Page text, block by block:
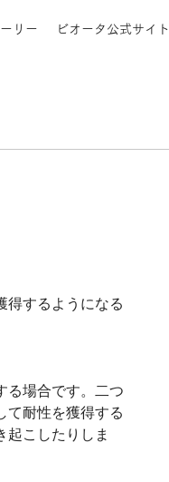
リー ビオータ公式サイト
得するようになる
る場合です。二つ
て耐性を獲得する
起こしたりしま